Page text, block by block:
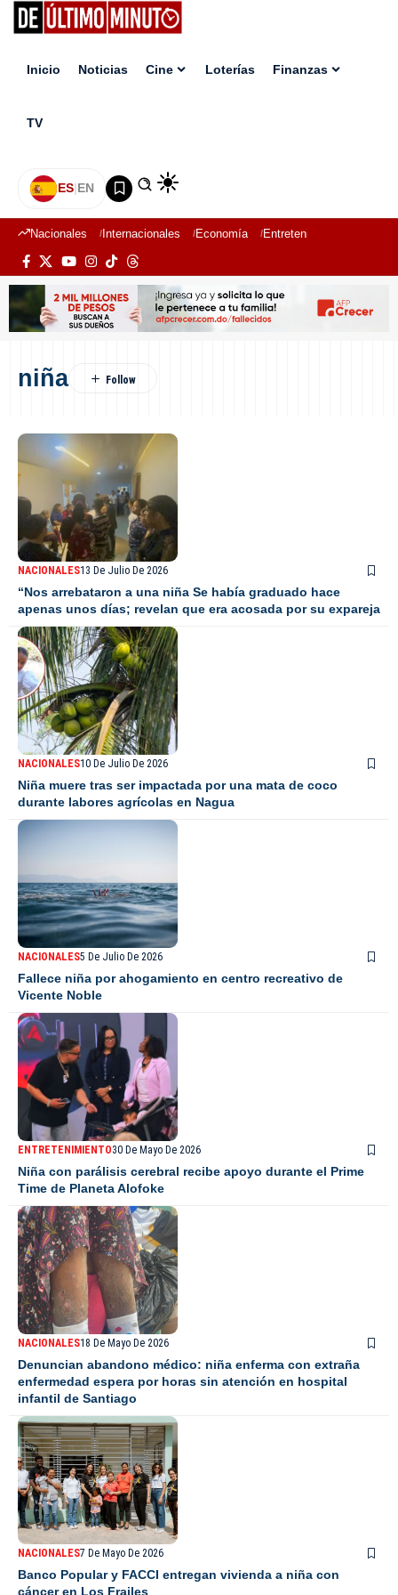
Inicio Noticias Cine Loterías Finanzas
TV
ES|EN
Nacionales Internacionales Economía Entretenimiento
niña
NACIONALES13 De Julio De 2026
“Nos arrebataron a una niña Se había graduado hace
apenas unos días; revelan que era acosada por su expareja
NACIONALES10 De Julio De 2026
Niña muere tras ser impactada por una mata de coco
durante labores agrícolas en Nagua
NACIONALES5 De Julio De 2026
Fallece niña por ahogamiento en centro recreativo de
Vicente Noble
ENTRETENIMIENTO30 De Mayo De 2026
Niña con parálisis cerebral recibe apoyo durante el Prime
Time de Planeta Alofoke
NACIONALES18 De Mayo De 2026
Denuncian abandono médico: niña enferma con extraña
enfermedad espera por horas sin atención en hospital
infantil de Santiago
NACIONALES7 De Mayo De 2026
Banco Popular y FACCI entregan vivienda a niña con
cáncer en Los Frailes